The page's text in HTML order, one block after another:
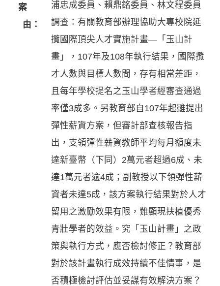
案
由：
浦忠成委員、賴鼎銘委員、林文程委員
調查：有關教育部辦理協助大專校院延
攬國際頂尖人才實施計畫—「玉山計
畫」，107年及108年執行結果，國際攬
才人數與目標人數間，存有相當差距，
且每年學校提名之玉山學者經審查通過
率僅3成多。另教育部自107年起雖提出
彈性薪資方案，但審計部查核報告指
出，支領彈性薪資教師平均每月額度未
達新臺幣（下同）2萬元者超過6成、未
達1萬元者逾4成；副教授以下領彈性薪
資者未達5成，該方案執行結果對於人才
留用之激勵效果有限，難顯現扶植優秀
青壯學者的效益。究「玉山計畫」之政
策與執行方式，應否檢討修正？教育部
對於該計畫執行成效持續不佳情事，是
否積極檢討評估並妥謀有效解決方案？